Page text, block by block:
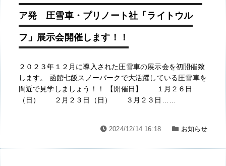
ア発 圧雪車・プリノート社「ライトウル
フ」展示会開催します！！
２０２３年１２月に導入された圧雪車の展示会を初開催致
します。 函館七飯スノーパークで大活躍している圧雪車を
間近で見学しましょう！！ 【開催日】 １月２６日
（日） ２月２３日（日） ３月２３日……
2024/12/14 16:18 お知らせ